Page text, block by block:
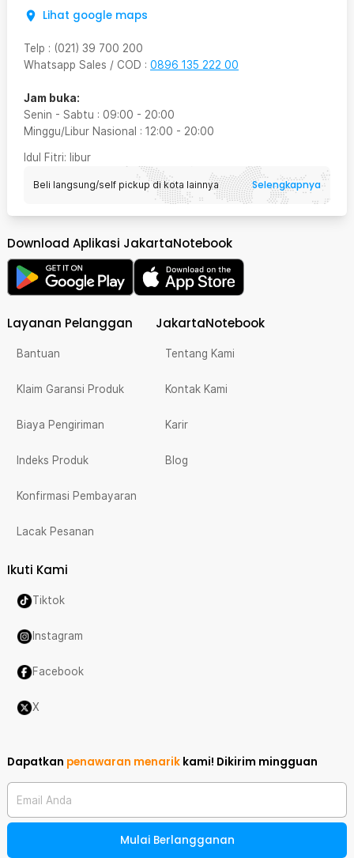
Lihat google maps
Telp : (021) 39 700 200
Whatsapp Sales / COD : 0896 135 222 00
Jam buka:
Senin - Sabtu : 09:00 - 20:00
Minggu/Libur Nasional : 12:00 - 20:00
Idul Fitri: libur
Beli langsung/self pickup di kota lainnya Selengkapnya
Download Aplikasi JakartaNotebook
Layanan Pelanggan
Bantuan
Klaim Garansi Produk
Biaya Pengiriman
Indeks Produk
Konfirmasi Pembayaran
Lacak Pesanan
JakartaNotebook
Tentang Kami
Kontak Kami
Karir
Blog
Ikuti Kami
Tiktok
Instagram
Facebook
X
Dapatkan penawaran menarik kami! Dikirim mingguan
Email Anda
Mulai Berlangganan